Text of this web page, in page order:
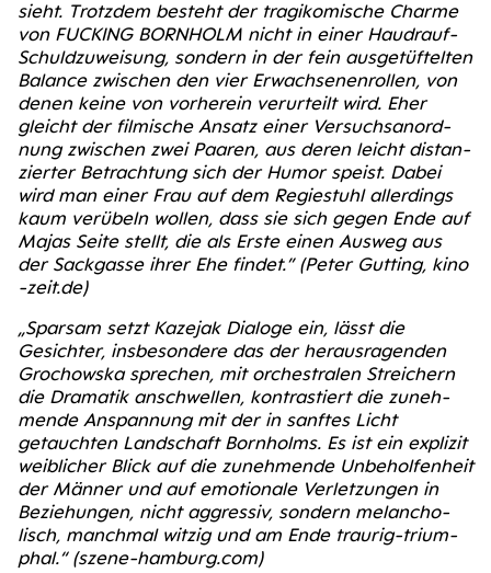
sieht. Trotz­dem besteht der tra­gi­ko­mi­sche Charme
von FUCK­ING BORN­HOLM nicht in einer Haudrauf-
Schuld­zu­wei­sung, son­dern in der fein aus­ge­tüf­tel­ten
Balan­ce zwi­schen den vier Erwach­se­nen­rol­len, von
denen kei­ne von vor­he­r­ein ver­ur­teilt wird. Eher
gleicht der fil­mi­sche Ansatz einer Ver­suchs­an­ord­
nung zwi­schen zwei Paa­ren, aus deren leicht distan­
zier­ter Betrach­tung sich der Humor speist. Dabei
wird man einer Frau auf dem Regie­stuhl aller­dings
kaum ver­übeln wol­len, dass sie sich gegen Ende auf
Majas Sei­te stellt, die als Ers­te einen Aus­weg aus
der Sack­gas­se ihrer Ehe fin­det.” (Peter Gut­ting, kino​
-zeit​.de)
„Spar­sam setzt Kaze­jak Dia­lo­ge ein, lässt die
Gesich­ter, ins­be­son­de­re das der her­aus­ra­gen­den
Gro­chow­s­ka spre­chen, mit orches­tra­len Strei­chern
die Dra­ma­tik anschwel­len, kon­tras­tiert die zuneh­
men­de Anspan­nung mit der in sanf­tes Licht
getauch­ten Land­schaft Born­holms. Es ist ein expli­zit
weib­li­cher Blick auf die zuneh­men­de Unbe­hol­fen­heit
der Män­ner und auf emo­tio­na­le Ver­let­zun­gen in
Bezie­hun­gen, nicht aggres­siv, son­dern melan­cho­
lisch, manch­mal wit­zig und am Ende trau­rig-tri­um­
phal.“ (sze​ne​-ham​burg​.com)